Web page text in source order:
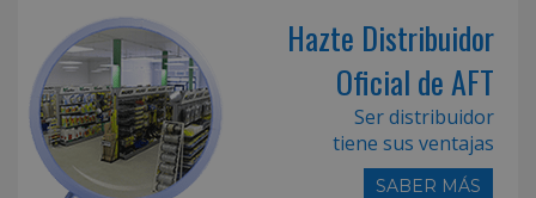
Hazte Distribuidor
Oficial de AFT
Ser distribuidor
tiene sus ventajas
SABER MÁS